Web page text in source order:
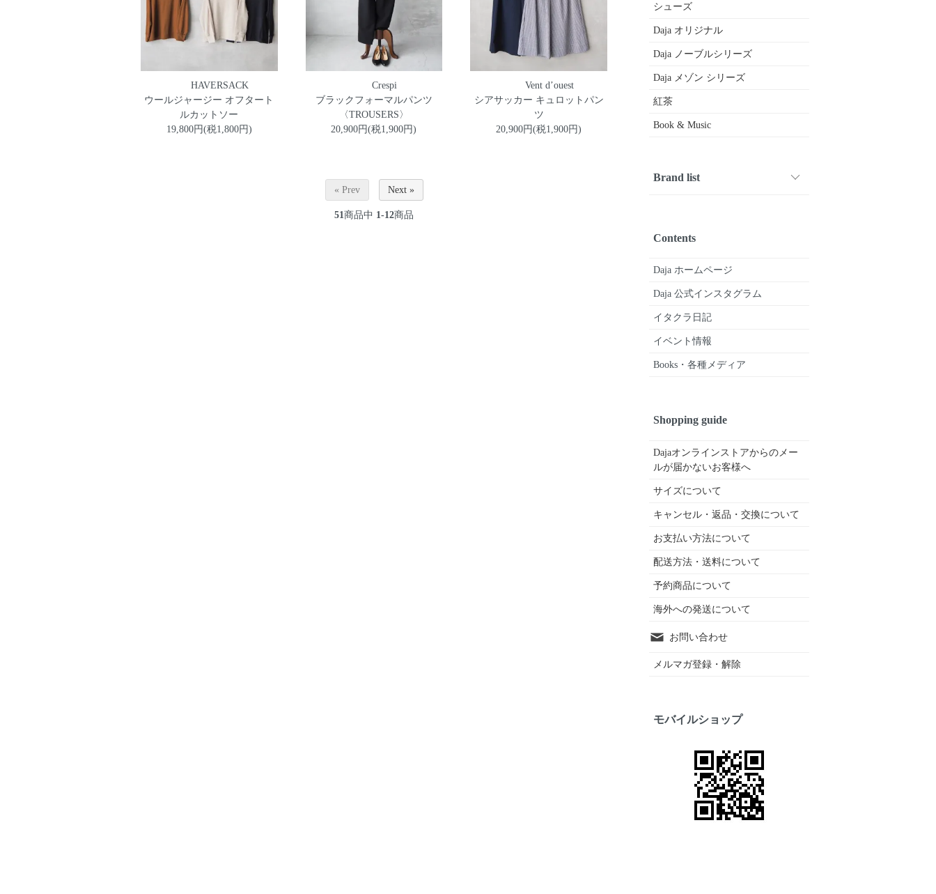
HAVERSACK
ウールジャージー オフタート
ルカットソー
19,800円(税1,800円)
Crespi
ブラックフォーマルパンツ
〈TROUSERS〉
20,900円(税1,900円)
Vent d’ouest
シアサッカー キュロットパン
ツ
20,900円(税1,900円)
« Prev Next »
51商品中 1-12商品
シューズ
Daja オリジナル
Daja ノーブルシリーズ
Daja メゾン シリーズ
紅茶
Book & Music
Brand list
Contents
Daja ホームページ
Daja 公式インスタグラム
イタクラ日記
イベント情報
Books・各種メディア
Shopping guide
Dajaオンラインストアからのメー
ルが届かないお客様へ
サイズについて
キャンセル・返品・交換について
お支払い方法について
配送方法・送料について
予約商品について
海外への発送について
お問い合わせ
メルマガ登録・解除
モバイルショップ